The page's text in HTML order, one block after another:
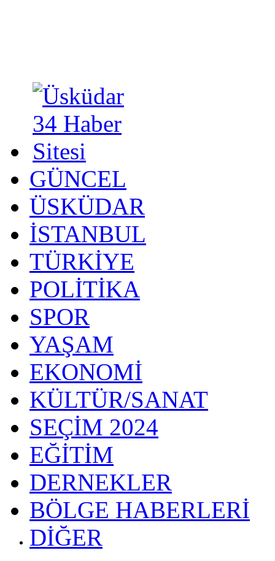
GÜNCEL
ÜSKÜDAR
İSTANBUL
TÜRKİYE
POLİTİKA
SPOR
YAŞAM
EKONOMİ
KÜLTÜR/SANAT
SEÇİM 2024
EĞİTİM
DERNEKLER
BÖLGE HABERLERİ
DİĞER